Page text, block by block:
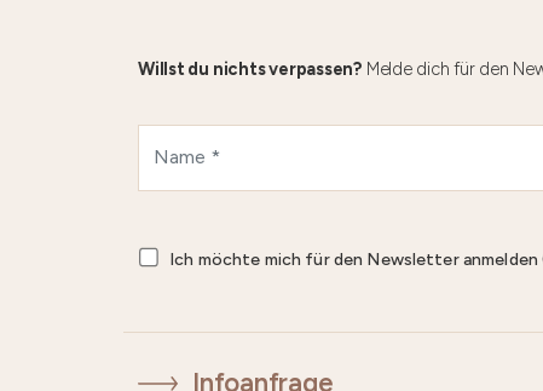
Willst du nichts verpassen?Melde dich für den
Ich möchte mich für den Newsletter anmelden
Infoanfrage